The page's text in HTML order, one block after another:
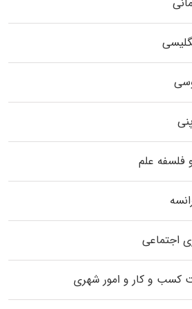
فلسفه علم
اجتماعی
کسب و کار و امور شهری